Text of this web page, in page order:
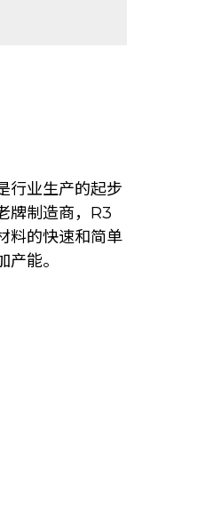
行业生产的起步
牌制造商，R3
料的快速和简单
能。